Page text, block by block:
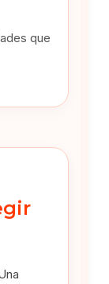
que